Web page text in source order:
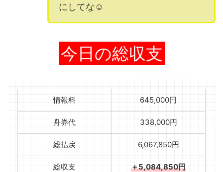
にしてな☺️
今日の総収支
情報料 645,000円
舟券代 338,000円
総払戻 6,067,850円
総収支 ＋5,084,850円